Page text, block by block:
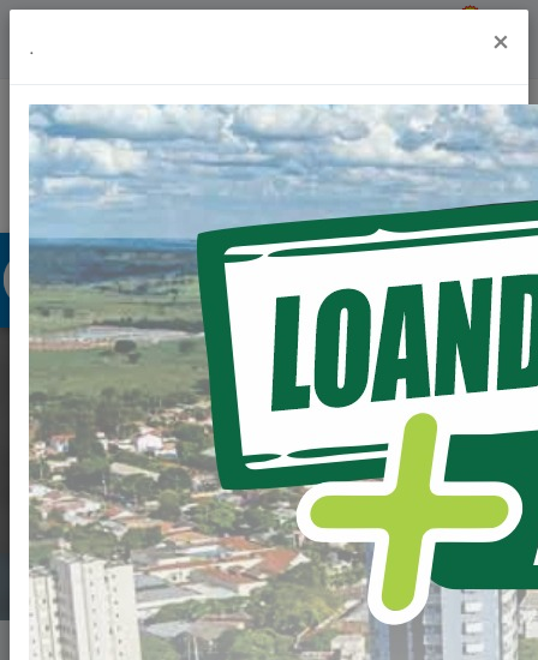
DUAS NOVAS
AMBULÂNCIAS PARA
O SAMU
Home Notícias
. ×